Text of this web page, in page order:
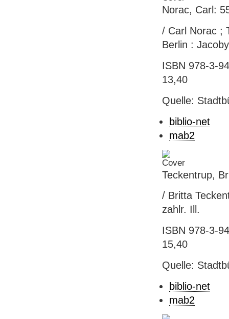
Norac, Carl:
/ Carl Norac ;
Berlin :
ISBN 978-3-
13,40
Quelle:
biblio-net
mab2
Teckentrup,
/ Britta
zahlr. Ill.
ISBN 978-3-
15,40
Quelle:
biblio-net
mab2